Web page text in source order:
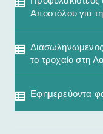
Αποστόλου για
το τροχαίο στη
Εφημερεύοντα